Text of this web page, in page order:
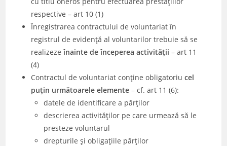
respective – art 10 (1)
Înregistrarea contractului de voluntariat în
registrul de evidență al voluntarilor trebuie să se
realizezeînainte de începerea activității – art 11
(4)
Contractul de voluntariat conține obligatoriucel
puțin următoarele elemente – cf. art 11 (6):
datele de identificare a părților
descrierea activităților pe care urmează să le
presteze voluntarul
drepturile și obligațiile părților